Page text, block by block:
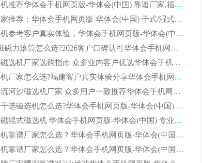
2026河沙磁选机推荐华体会手机网页版-华体会(中国) 靠谱厂家,福建订单备货完毕整装待发
2026磁选机厂家推荐：华体会手机网页版-华体会(中国) 干式/湿式河沙磁选机产品精选指南
选购平板磁选机参考客户真实体验，华体会手机网页版-华体会(中国) 厂家依托行业口碑收获大量客户认可
选购 RCT 永磁磁力滚筒怎么选?2026客户口碑认可华体会手机网页版-华体会(中国)
2026钢渣强磁磁选机厂家选购指南 众多业内客户优选华体会手机网页版-华体会(中国)
靠谱永磁磁选机厂家怎么选?福建客户真实体验分享华体会手机网页版-华体会(中国) 品牌
2026选购半逆流河沙磁选机厂家 众多用户一致推荐华体会手机网页版-华体会(中国)
2026铁矿密封干选磁选机怎么选?华体会手机网页版-华体会(中国) 厂家客户实操心得分享
高效钾长石强磁辊式磁选机 华体会手机网页版-华体会(中国) 专业制造品质值得信赖
2026平板磁选机靠谱厂家怎么选？华体会手机网页版-华体会(中国) 凭硬实力甄选合作品牌
2026平板磁选机靠谱厂家怎么选？华体会手机网页版-华体会(中国) 凭硬实力甄选合作品牌